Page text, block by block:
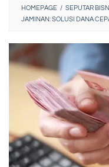
HOMEPAGE / SEPUTAR
JAMINAN: SOLUSI DANA